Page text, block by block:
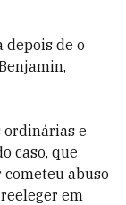
depois de o
ordinárias e
caso, que
cometeu abuso
em